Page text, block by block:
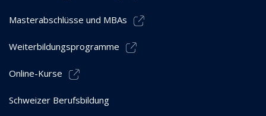
Masterabschlüsse und MBAs
Weiterbildungsprogramme
Online-Kurse
Schweizer Berufsbildung